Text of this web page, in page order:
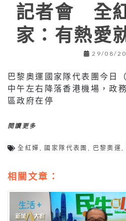
記者會 全
家：有熱愛
29/08/
巴黎奧運國家隊代表團今日
中午左右降落香港機場，政
區政府在停
閱讀更多
全紅嬋 國家隊代表團 巴黎奧運
相關文章：